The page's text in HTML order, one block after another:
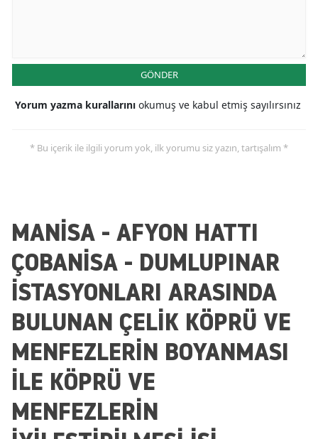
GÖNDER
Yorum yazma kurallarını okumuş ve kabul etmiş sayılırsınız
* Bu içerik ile ilgili yorum yok, ilk yorumu siz yazın, tartışalım *
MANİSA - AFYON HATTI
ÇOBANİSA - DUMLUPINAR
İSTASYONLARI ARASINDA
BULUNAN ÇELİK KÖPRÜ VE
MENFEZLERİN BOYANMASI
İLE KÖPRÜ VE
MENFEZLERİN